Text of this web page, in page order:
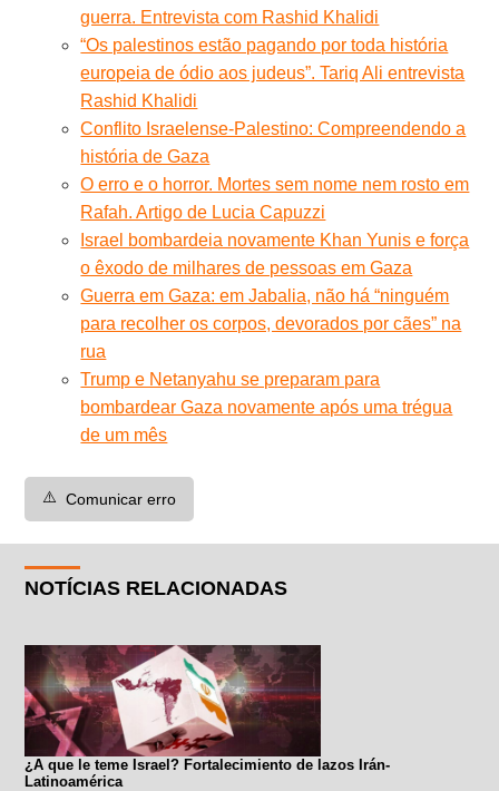
guerra. Entrevista com Rashid Khalidi
“Os palestinos estão pagando por toda história
europeia de ódio aos judeus”. Tariq Ali entrevista
Rashid Khalidi
Conflito Israelense-Palestino: Compreendendo a
história de Gaza
O erro e o horror. Mortes sem nome nem rosto em
Rafah. Artigo de Lucia Capuzzi
Israel bombardeia novamente Khan Yunis e força
o êxodo de milhares de pessoas em Gaza
Guerra em Gaza: em Jabalia, não há “ninguém
para recolher os corpos, devorados por cães” na
rua
Trump e Netanyahu se preparam para
bombardear Gaza novamente após uma trégua
de um mês
⚠️ Comunicar erro
NOTÍCIAS RELACIONADAS
¿A que le teme Israel? Fortalecimiento de lazos Irán-
Latinoamérica